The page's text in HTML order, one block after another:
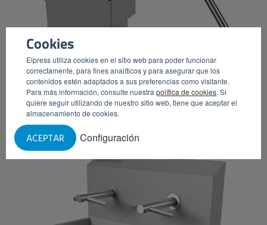
Cookies
Elpress utiliza cookies en el sitio web para poder funcionar
correctamente, para fines analíticos y para asegurar que los
contenidos estén adaptados a sus preferencias como visitante.
Para más información, consulte nuestra política de cookies. Si
quiere seguir utilizando de nuestro sitio web, tiene que aceptar el
almacenamiento de cookies.
Configuración
ACEPTAR
DISPENSADOR DE PRODUCTOS QUÍMICOS (CON
TORNIQUETE)